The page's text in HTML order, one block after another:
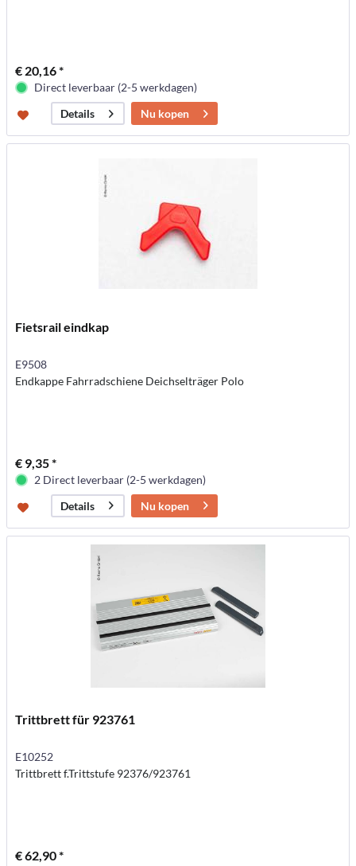
€ 20,16 *
Direct leverbaar (2-5 werkdagen)
Details
Nu kopen
Fietsrail eindkap
E9508
Endkappe Fahrradschiene Deichselträger Polo
€ 9,35 *
2 Direct leverbaar (2-5 werkdagen)
Details
Nu kopen
Trittbrett für 923761
E10252
Trittbrett f.Trittstufe 92376/923761
€ 62,90 *